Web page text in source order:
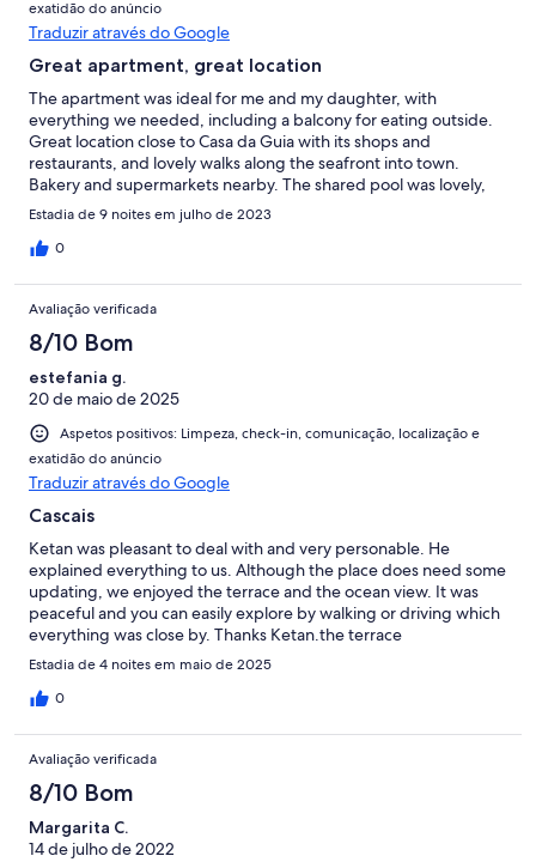
exatidão do anúncio
Traduzir através do Google
Great apartment, great location
The apartment was ideal for me and my daughter, with
everything we needed, including a balcony for eating outside.
Great location close to Casa da Guia with its shops and
restaurants, and lovely walks along the seafront into town.
Bakery and supermarkets nearby. The shared pool was lovely,
and never busy. A warm welcome by Ketana on arrival who also
arranged our airport transfers. Would definitely come here
again.
Estadia de 9 noites em julho de 2023
0
Avaliação verificada
8/10 Bom
estefania g.
20 de maio de 2025
Aspetos positivos: Limpeza, check-in, comunicação, localização e
exatidão do anúncio
Traduzir através do Google
Cascais
Ketan was pleasant to deal with and very personable. He
explained everything to us. Although the place does need some
updating, we enjoyed the terrace and the ocean view. It was
peaceful and you can easily explore by walking or driving which
everything was close by. Thanks Ketan.the terrace
Estadia de 4 noites em maio de 2025
0
Avaliação verificada
8/10 Bom
Margarita C.
14 de julho de 2022